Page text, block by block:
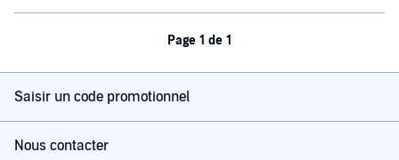
Page 1 de 1
Saisir un code promotionnel
Nous contacter